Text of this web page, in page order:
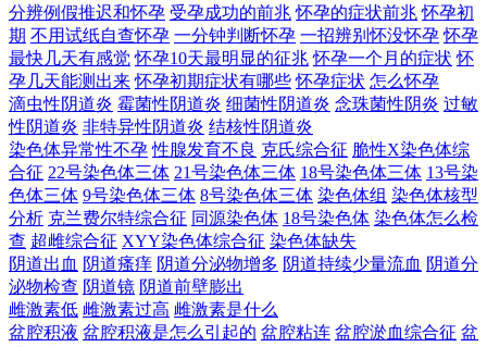
分辨例假推迟和怀孕 受孕成功的前兆 怀孕的症状前兆 怀孕初
期 不用试纸自查怀孕 一分钟判断怀孕 一招辨别怀没怀孕 怀孕
最快几天有感觉 怀孕10天最明显的征兆 怀孕一个月的症状 怀
孕几天能测出来 怀孕初期症状有哪些 怀孕症状 怎么怀孕
滴虫性阴道炎 霉菌性阴道炎 细菌性阴道炎 念珠菌性阴炎 过敏
性阴道炎 非特异性阴道炎 结核性阴道炎
染色体异常性不孕 性腺发育不良 克氏综合征 脆性X染色体综
合征 22号染色体三体 21号染色体三体 18号染色体三体 13号染
色体三体 9号染色体三体 8号染色体三体 染色体组 染色体核型
分析 克兰费尔特综合征 同源染色体 18号染色体 染色体怎么检
查 超雌综合征 XYY染色体综合征 染色体缺失
阴道出血 阴道瘙痒 阴道分泌物增多 阴道持续少量流血 阴道分
泌物检查 阴道镜 阴道前壁膨出
雌激素低 雌激素过高 雌激素是什么
盆腔积液 盆腔积液是怎么引起的 盆腔粘连 盆腔淤血综合征 盆